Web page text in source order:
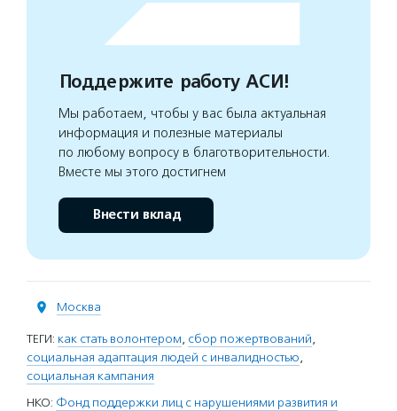
Поддержите работу АСИ!
Мы работаем, чтобы у вас была актуальная
информация и полезные материалы
по любому вопросу в благотворительности.
Вместе мы этого достигнем
Внести вклад
Москва
ТЕГИ: как стать волонтером, сбор пожертвований,
социальная адаптация людей с инвалидностью,
социальная кампания
НКО: Фонд поддержки лиц с нарушениями развития и